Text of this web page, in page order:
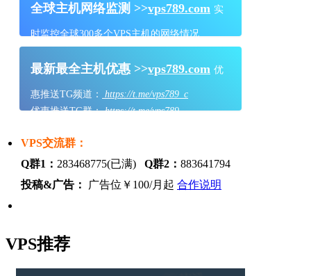
全球主机网络监测 >>vps789.com 实
时监控全球300多个VPS主机的网络情况
最新最全主机优惠 >>vps789.com 优
惠推送TG频道：
https://t.me/vps789_c
优惠推送TG群：https://t.me/vps789
VPS交流群：
Q群1： 283468775(已满) Q群2： 883641794
投稿&广告：
广告位￥100/月起 合作说明
VPS推荐